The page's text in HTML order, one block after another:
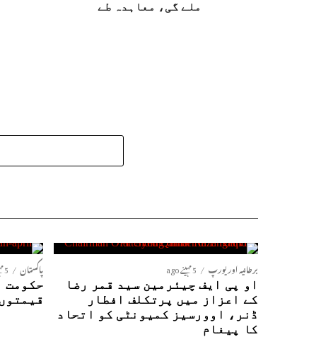
ملے گی، معاہدہ طے
برطانیہ اور یورپ 5 مہینے ago
او پی ایف چیئرمین سید قمر رضا
کے اعزاز میں پرتکلف افطار
ڈنر، اوورسیز کمیونٹی کو اتحاد
کا پیغام
پاکستان 5 مہینے ago
حکومت